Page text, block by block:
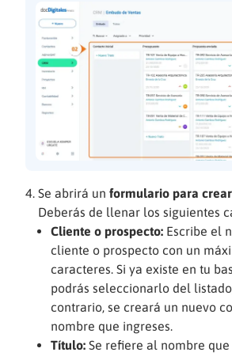
Se abrirá un formulario para
Deberás de llenar los siguientes
Cliente o prospecto: Escribe el
cliente o prospecto con un
caracteres. Si ya existe en tu
podrás seleccionarlo del
contrario, se creará un nuevo
nombre que ingreses.
Título: Se refiere al nombre